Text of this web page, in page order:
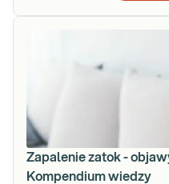
Zapalenie zatok -
Kompendium wiedzy